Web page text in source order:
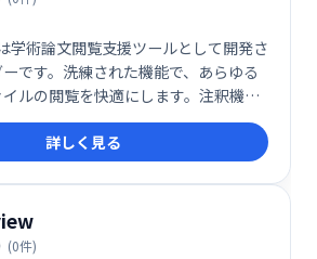
学術論文閲覧支援ツールとして開発さ
です。洗練された機能で、あらゆる
ルの閲覧を快適にします。注釈機能
、研究者だけでなく、一般ユーザーも
覧・活用できます。
詳しく見る
(0件)